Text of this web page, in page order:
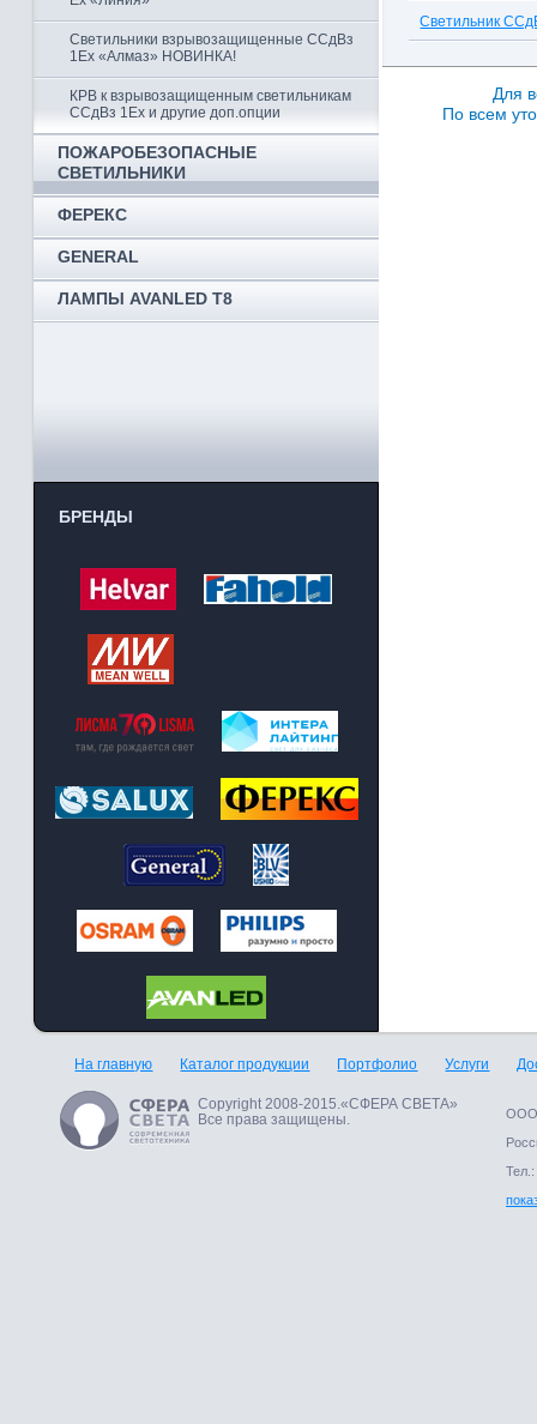
Светильники взрывозащищенные ССдВз
1Ех «Алмаз» НОВИНКА!
КРВ к взрывозащищенным светильникам
ССдВз 1Ex и другие доп.опции
ПОЖАРОБЕЗОПАСНЫЕ
СВЕТИЛЬНИКИ
ФЕРЕКС
GENERAL
ЛАМПЫ AVANLED T8
БРЕНДЫ
Светильник
Для
По всем
На главную Каталог продукции Портфолио Услуги
Copyright 2008-2015.«СФЕРА СВЕТА»
Все права защищены.
ООО